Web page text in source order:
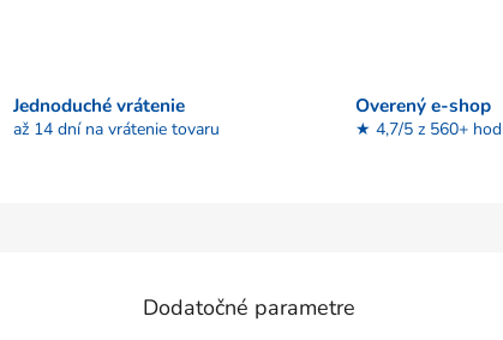
Jednoduché vrátenie
až 14 dní na vrátenie tovaru
Overený e-shop
★ 4,7/5 z 560+
Dodatočné parametre